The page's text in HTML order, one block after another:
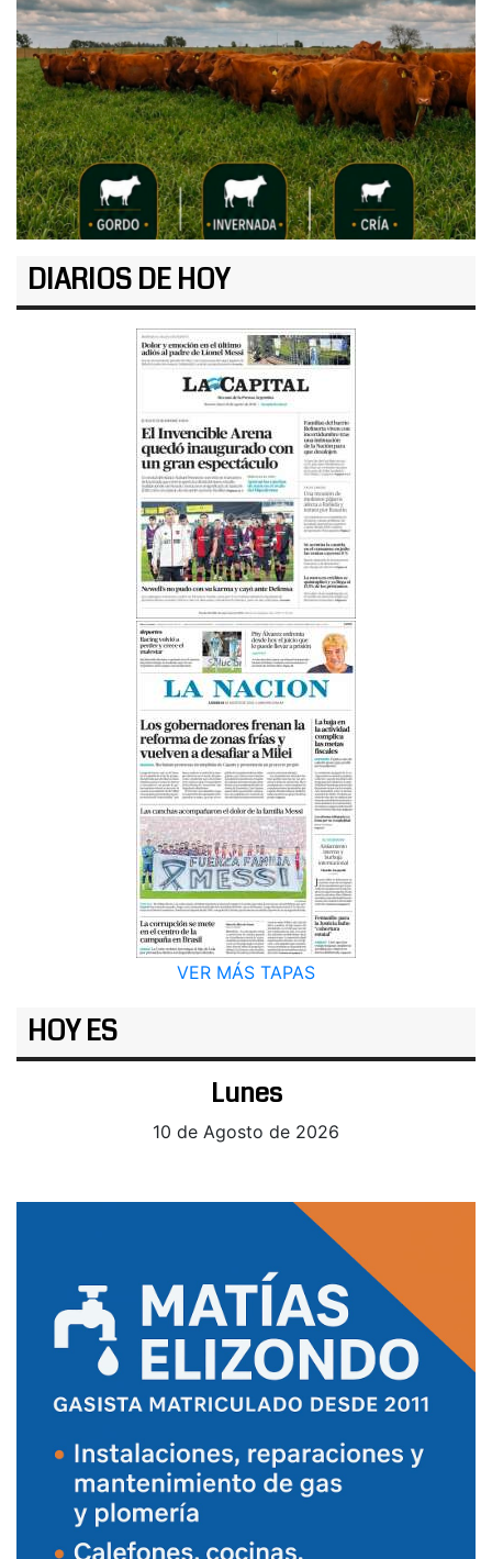
DIARIOS DE HOY
VER MÁS TAPAS
HOY ES
Lunes
10 de Agosto de 2026